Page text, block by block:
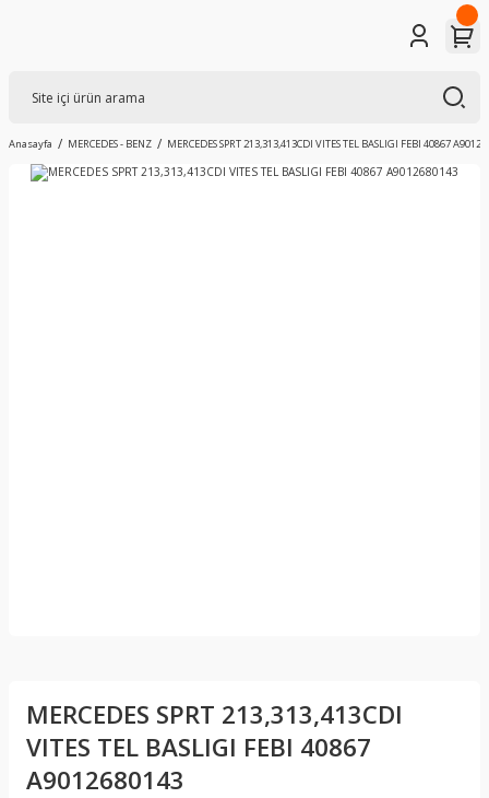
Anasayfa MERCEDES - BENZ MERCEDES SPRT 213,313,413CDI VITES TEL BASLIGI FEBI 40867
MERCEDES SPRT 213,313,413CDI
VITES TEL BASLIGI FEBI 40867
A9012680143